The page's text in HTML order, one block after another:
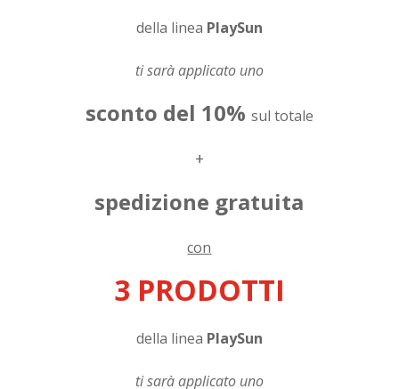
della linea PlaySun
ti sarà applicato uno
sconto del 10% sul totale
+
spedizione gratuita
con
3 PRODOTTI
della linea PlaySun
ti sarà applicato uno